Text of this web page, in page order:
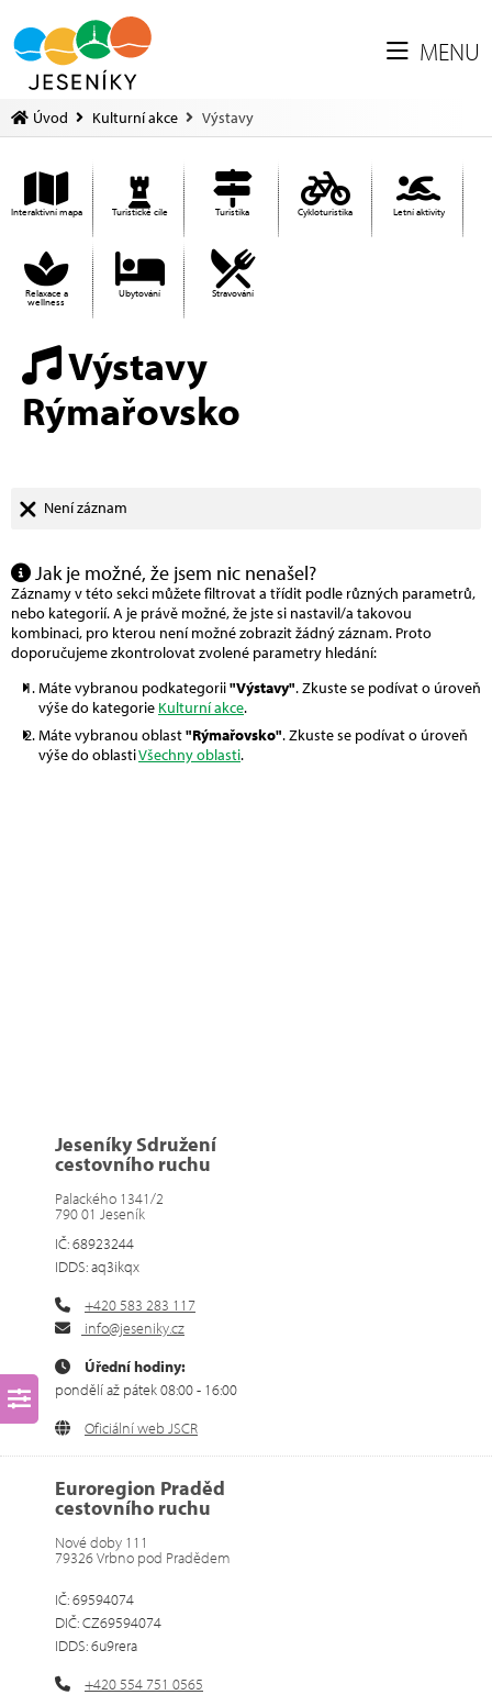
MENU
Úvod Kulturní akce Výstavy
Interaktivní mapa Turistické cíle Turistika Cykloturistika Letní aktivity
Relaxace a
wellness
Ubytování Stravování
Výstavy
Rýmařovsko
Není záznam
Jak je možné, že jsem nic nenašel?
Záznamy v této sekci můžete filtrovat a třídit podle různých parametrů,
nebo kategorií. A je právě možné, že jste si nastavil/a takovou
kombinaci, pro kterou není možné zobrazit žádný záznam. Proto
doporučujeme zkontrolovat zvolené parametry hledání:
Máte vybranou podkategorii"Výstavy". Zkuste se podívat o úroveň
výše do kategorie Kulturní akce.
Máte vybranou oblast"Rýmařovsko". Zkuste se podívat o úroveň
výše do oblastiVšechny oblasti.
Jeseníky Sdružení
cestovního ruchu
Palackého 1341/2
790 01 Jeseník
IČ: 68923244
IDDS: aq3ikqx
+420 583 283 117
info@jeseniky.cz
Úřední hodiny:
pondělí až pátek 08:00 - 16:00
Oficiální web JSCR
Euroregion Praděd
cestovního ruchu
Nové doby 111
79326 Vrbno pod Pradědem
IČ: 69594074
DIČ: CZ69594074
IDDS: 6u9rera
+420 554 751 0565